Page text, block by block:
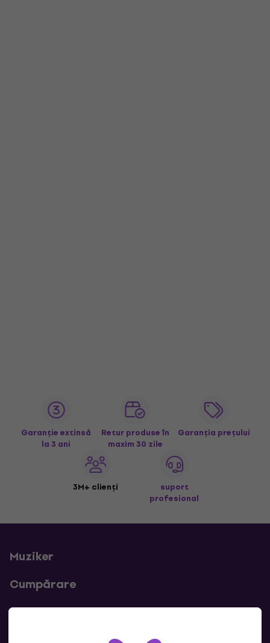
Garanție extinsă
la 3 ani
Retur produse în
maxim 30 zile
Garanția prețului
3M+ clienți
suport
profesional
Muziker
Cumpărare
Linkuri utile